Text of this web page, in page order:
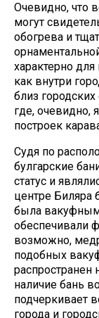
Очевидно, что
могут
обогрева и
характерно
как внутри
близ
где, очевидно,
построек
Судя по
булгарские
статус и
центре Биляра
была
обеспечивали
возможно,
подобных
наличие бань
подчеркивает
города и